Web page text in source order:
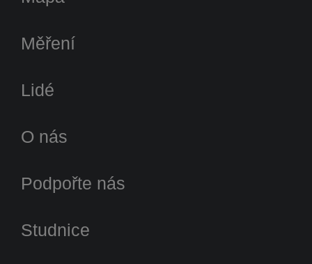
Měření
Lidé
O nás
Podpořte nás
Studnice